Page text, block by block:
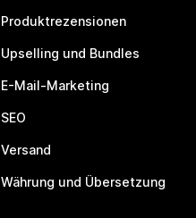
Produktrezensionen
Upselling und Bundles
E-Mail-Marketing
SEO
Versand
Währung und Übersetzung